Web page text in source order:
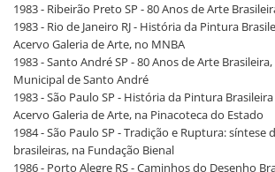
1983 - Ribeirão Preto SP - 80 Anos de Arte
1983 - Rio de Janeiro RJ - História da Pintura
Acervo Galeria de Arte, no MNBA
1983 - Santo André SP - 80 Anos de Arte
Municipal de Santo André
1983 - São Paulo SP - História da Pintura
Acervo Galeria de Arte, na Pinacoteca do Estado
1984 - São Paulo SP - Tradição e Ruptura: síntese
brasileiras, na Fundação Bienal
1986 - Porto Alegre RS - Caminhos do Desenho